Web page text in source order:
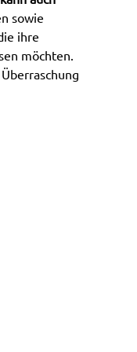
sowie
ihre
möchten.